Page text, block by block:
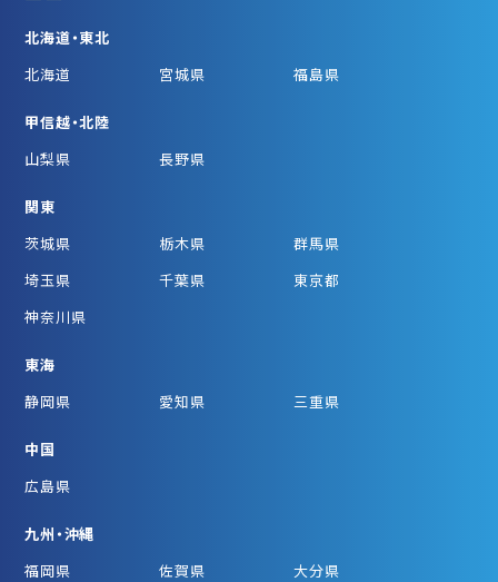
北海道・東北
北海道
宮城県 福島県
甲信越・北陸
山梨県
長野県
関東
茨城県
栃木県
群馬県
埼玉県
千葉県
東京都
神奈川県
東海
静岡県
愛知県 三重県
中国
広島県
九州・沖縄
福岡県
佐賀県 大分県